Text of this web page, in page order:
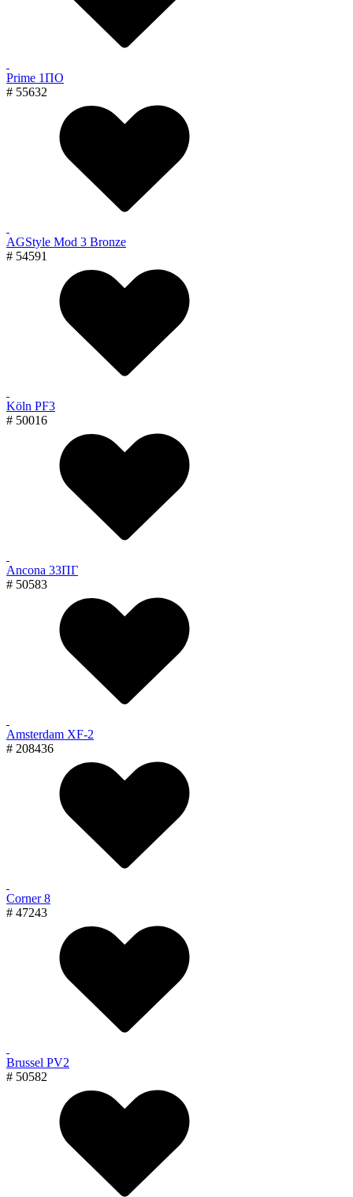
Prime 1ПО
# 55632
AGStyle Mod 3 Bronze
# 54591
Köln PF3
# 50016
Ancona 33ПГ
# 50583
Amsterdam XF-2
# 208436
Corner 8
# 47243
Brussel PV2
# 50582